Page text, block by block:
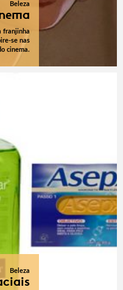
Beleza
franjinha
se nas
cinema.
Beleza